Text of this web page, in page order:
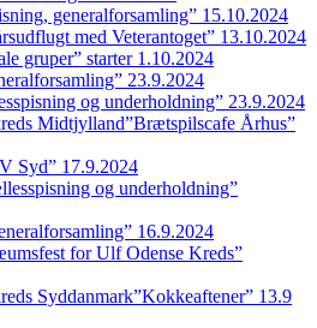
generalforsamling” 15.10.2024
med Veterantoget” 13.10.2024
gruper” starter 1.10.2024
23.9.2024
og underholdning” 23.9.2024
Midtjylland”Brætspilscafe Århus”
Syd” 17.9.2024
og underholdning”
16.9.2024
for Ulf Odense Kreds”
Syddanmark”Kokkeaftener” 13.9